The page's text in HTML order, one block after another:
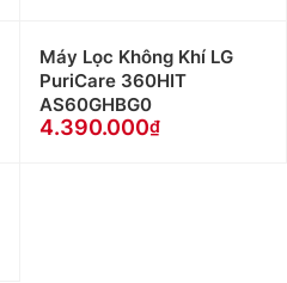
Máy Lọc Không Khí LG
PuriCare 360HIT
AS60GHBG0
4.390.000